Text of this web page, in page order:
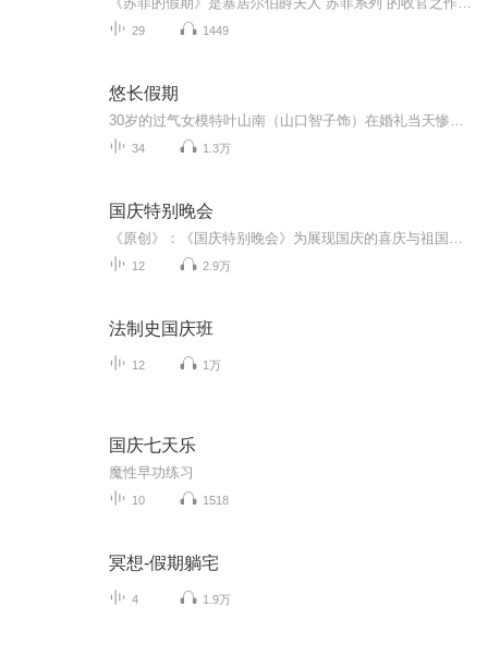
29 1449
悠长假期
34 1.3万
国庆特别晚会
12 2.9万
法制史国庆班
12 1万
国庆七天乐
魔性早功练习
10 1518
冥想-假期躺宅
4 1.9万